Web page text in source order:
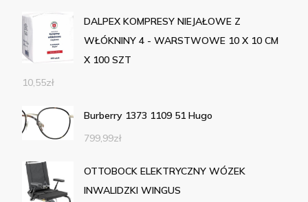
DALPEX KOMPRESY NIEJAŁOWE Z
WŁÓKNINY 4 - WARSTWOWE 10 X 10 CM
X 100 SZT
10,55zł
Burberry 1373 1109 51 Hugo
799,99zł
OTTOBOCK ELEKTRYCZNY WÓZEK
INWALIDZKI WINGUS